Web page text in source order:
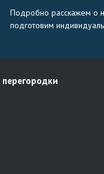
Подробно расскажем о
подготовим